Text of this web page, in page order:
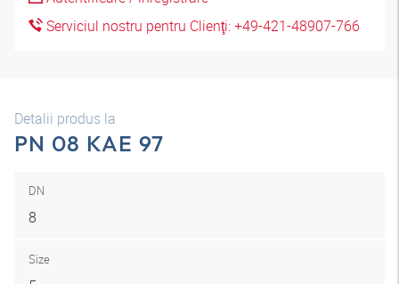
Serviciul nostru pentru Clienţi: +49-421-48907-766
Detalii produs la
PN 08 KAE 97
DN
8
Size